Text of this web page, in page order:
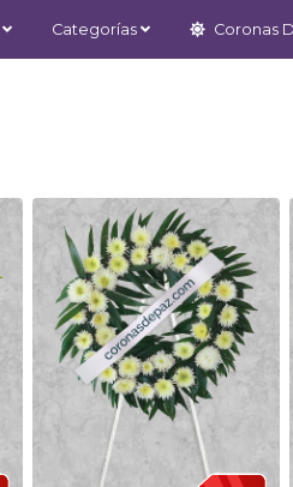
Categorías Coronas